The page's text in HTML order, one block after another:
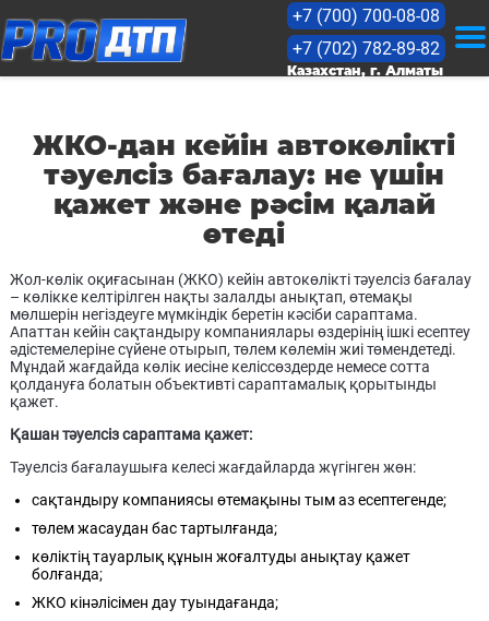
Бағалау
Кейстер
Мақалалар
Лицензиялар
+7 (700) 700-08-08
+7 (702) 782-89-82
Казахстан, г. Алматы
ЖКО-дан кейін автокөлікті
тәуелсіз бағалау: не үшін
қажет және рәсім қалай
өтеді
Жол-көлік оқиғасынан (ЖКО) кейін автокөлікті тәуелсіз бағалау
– көлікке келтірілген нақты залалды анықтап, өтемақы
мөлшерін негіздеуге мүмкіндік беретін кәсіби сараптама.
Апаттан кейін сақтандыру компаниялары өздерінің ішкі есептеу
әдістемелеріне сүйене отырып, төлем көлемін жиі төмендетеді.
Мұндай жағдайда көлік иесіне келіссөздерде немесе сотта
қолдануға болатын объективті сараптамалық қорытынды
қажет.
Қашан тәуелсіз сараптама қажет:
Тәуелсіз бағалаушыға келесі жағдайларда жүгінген жөн:
сақтандыру компаниясы өтемақыны тым аз есептегенде;
төлем жасаудан бас тартылғанда;
көліктің тауарлық құнын жоғалтуды анықтау қажет
болғанда;
ЖКО кінәлісімен дау туындағанда;